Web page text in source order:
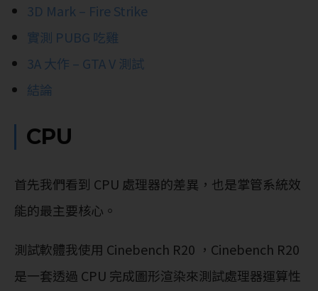
3D Mark – Fire Strike
實測 PUBG 吃雞
3A 大作 – GTA V 測試
結論
CPU
首先我們看到 CPU 處理器的差異，也是掌管系統效
能的最主要核心。
測試軟體我使用 Cinebench R20 ，Cinebench R20
是一套透過 CPU 完成圖形渲染來測試處理器運算性